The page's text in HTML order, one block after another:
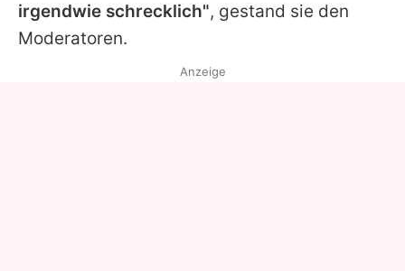
irgendwie schrecklich", gestand sie den
Moderatoren.
Anzeige